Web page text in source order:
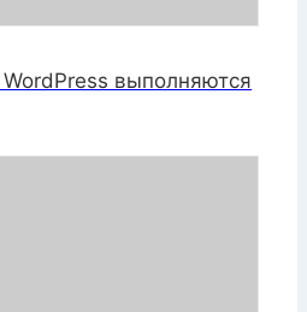
WordPress выполняются